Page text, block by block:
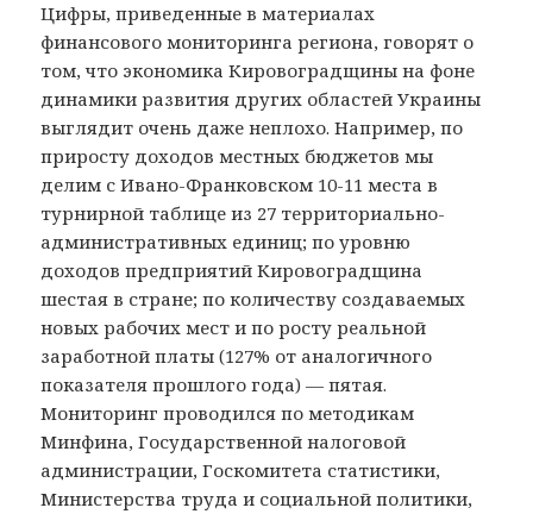
Цифры, приведенные в материалах
финансового мониторинга региона, говорят о
том, что экономика Кировоградщины на фоне
динамики развития других областей Украины
выглядит очень даже неплохо. Например, по
приросту доходов местных бюджетов мы
делим с Ивано-Франковском 10-11 места в
турнирной таблице из 27 территориально-
административных единиц; по уровню
доходов предприятий Кировоградщина
шестая в стране; по количеству создаваемых
новых рабочих мест и по росту реальной
заработной платы (127% от аналогичного
показателя прошлого года) — пятая.
Мониторинг проводился по методикам
Минфина, Государственной налоговой
администрации, Госкомитета статистики,
Министерства труда и социальной политики,